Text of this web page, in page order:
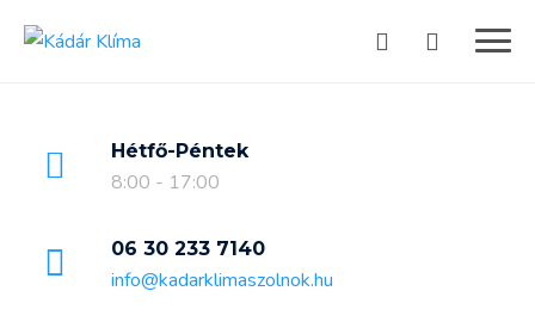
Hétfő-Péntek
8:00 - 17:00
06 30 233 7140
info@kadarklimaszolnok.hu